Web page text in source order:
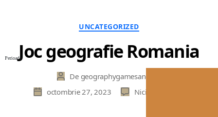
UNCATEGORIZED
Joc geografie Romania
Autor
articol
De geographygamesandquizze
Datăoctombrie 27, 2023 Niciun comentariu
Perioada